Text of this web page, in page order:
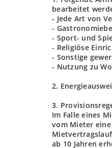
bearbeitet
- Jede Art von
-
- Sport- und
- Religiöse
- Sonstige
- Nutzung zu
2.
3.
Im Falle eines
vom Mieter
ab 10 Jahren